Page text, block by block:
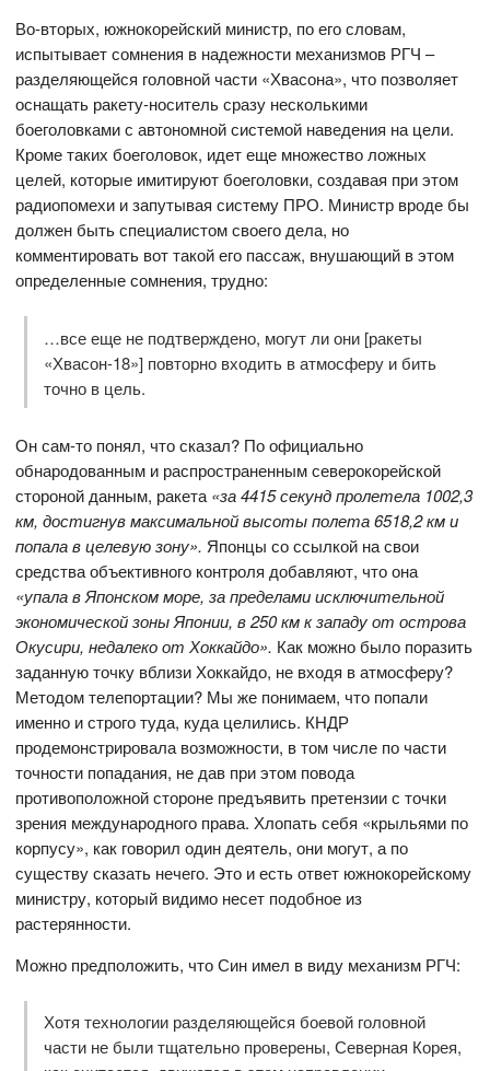
Во-вторых, южнокорейский министр, по его словам,
испытывает сомнения в надежности механизмов РГЧ –
разделяющейся головной части «Хвасона», что позволяет
оснащать ракету-носитель сразу несколькими
боеголовками с автономной системой наведения на цели.
Кроме таких боеголовок, идет еще множество ложных
целей, которые имитируют боеголовки, создавая при этом
радиопомехи и запутывая систему ПРО. Министр вроде бы
должен быть специалистом своего дела, но
комментировать вот такой его пассаж, внушающий в этом
определенные сомнения, трудно:
…все еще не подтверждено, могут ли они [ракеты
«Хвасон-18»] повторно входить в атмосферу и бить
точно в цель.
Он сам-то понял, что сказал? По официально
обнародованным и распространенным северокорейской
стороной данным, ракета «за 4415 секунд пролетела 1002,3
км, достигнув максимальной высоты полета 6518,2 км и
попала в целевую зону». Японцы со ссылкой на свои
средства объективного контроля добавляют, что она
«упала в Японском море, за пределами исключительной
экономической зоны Японии, в 250 км к западу от острова
Окусири, недалеко от Хоккайдо». Как можно было поразить
заданную точку вблизи Хоккайдо, не входя в атмосферу?
Методом телепортации? Мы же понимаем, что попали
именно и строго туда, куда целились. КНДР
продемонстрировала возможности, в том числе по части
точности попадания, не дав при этом повода
противоположной стороне предъявить претензии с точки
зрения международного права. Хлопать себя «крыльями по
корпусу», как говорил один деятель, они могут, а по
существу сказать нечего. Это и есть ответ южнокорейскому
министру, который видимо несет подобное из
растерянности.
Можно предположить, что Син имел в виду механизм РГЧ:
Хотя технологии разделяющейся боевой головной
части не были тщательно проверены, Северная Корея,